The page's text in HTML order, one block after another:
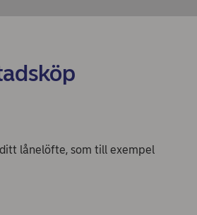
lånelöfte, som till exempel